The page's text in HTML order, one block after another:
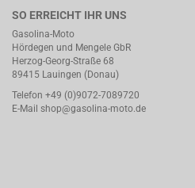
SO ERREICHT IHR UNS
Gasolina-Moto
Hördegen und Mengele GbR
Herzog-Georg-Straße 68
89415 Lauingen (Donau)
Telefon +49 (0)9072-7089720
E-Mail shop@gasolina-moto.de